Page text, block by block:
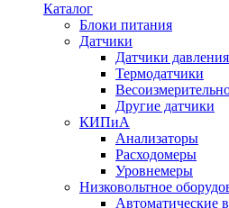
Каталог
Блоки питания
Датчики
Датчики давления
Термодатчики
Другие датчики
КИПиА
Анализаторы
Расходомеры
Уровнемеры
Низковольтное
Автоматические